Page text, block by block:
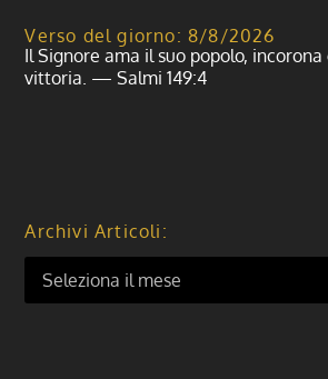
Verso del giorno: 8/8/2026
Il Signore ama il suo popolo,
vittoria. — Salmi 149:4
Archivi Articoli: